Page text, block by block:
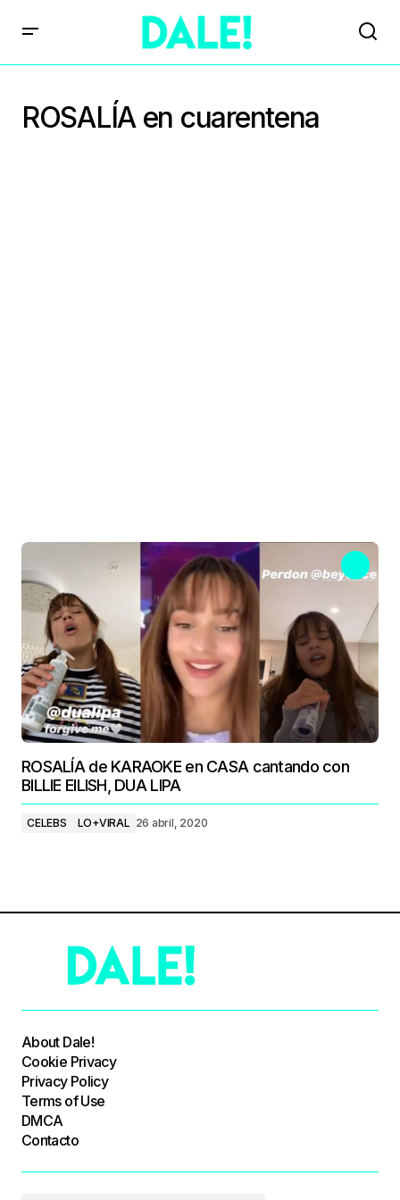
ROSALÍA en cuarentena
ROSALÍA de KARAOKE en CASA cantando con
BILLIE EILISH, DUA LIPA
CELEBS LO+VIRAL 26 abril, 2020
About Dale!
Cookie Privacy
Privacy Policy
Terms of Use
DMCA
Contacto